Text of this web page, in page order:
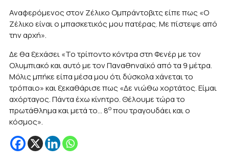
Αναφερόμενος στον Ζέλικο Ομπράντοβιτς είπε πως «Ο
Ζέλικο είναι ο μπασκετικός μου πατέρας. Με πίστεψε από
την αρχή».
Δε θα ξεχάσει «Το τρίποντο κόντρα στη Φενέρ με τον
Ολυμπιακό και αυτό με τον Παναθηναϊκό από τα 9 μέτρα.
Μόλις μπήκε είπα μέσα μου ότι δύσκολα χάνεται το
τρόπαιο» και ξεκαθάρισε πως «Δε νιώθω χορτάτος. Είμαι
αχόρταγος. Πάντα έχω κίνητρο. Θέλουμε τώρα το
πρωτάθλημα και μετά το… 8ο που τραγουδάει και ο
κόσμος».